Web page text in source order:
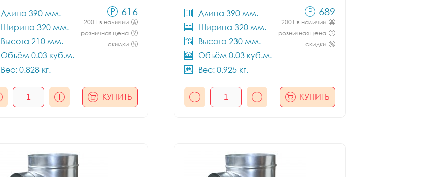
Длина 390 мм.
Ширина 320 мм.
Высота 210 мм.
Объём 0.03 куб.м.
Вес: 0.828 кг.
616
200+ в наличии
розничная цена
скидки
КУПИТЬ
Длина 390 мм.
Ширина 320 мм.
Высота 230 мм.
Объём 0.03 куб.м.
Вес: 0.925 кг.
689
200+ в наличии
розничная цена
скидки
КУПИТЬ